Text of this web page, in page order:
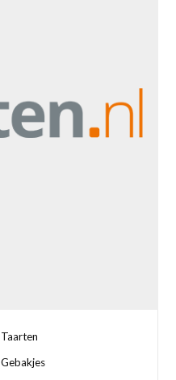
Taarten
Gebakjes